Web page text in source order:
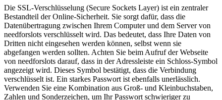
Die SSL-Verschlüsselung (Secure Sockets Layer) ist ein zentraler
Bestandteil der Online-Sicherheit. Sie sorgt dafür, dass die
Datenübertragung zwischen Ihrem Computer und dem Server von
needforslots verschlüsselt wird. Das bedeutet, dass Ihre Daten von
Dritten nicht eingesehen werden können, selbst wenn sie
abgefangen werden sollten. Achten Sie beim Aufruf der Webseite
von needforslots darauf, dass in der Adressleiste ein Schloss-Symbol
angezeigt wird. Dieses Symbol bestätigt, dass die Verbindung
verschlüsselt ist. Ein starkes Passwort ist ebenfalls unerlässlich.
Verwenden Sie eine Kombination aus Groß- und Kleinbuchstaben,
Zahlen und Sonderzeichen, um Ihr Passwort schwieriger zu